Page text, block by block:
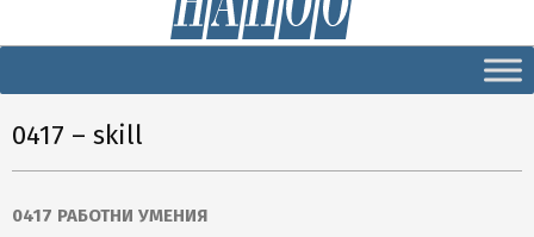
Navigation
0417 – skill
0417 РАБОТНИ УМЕНИЯ